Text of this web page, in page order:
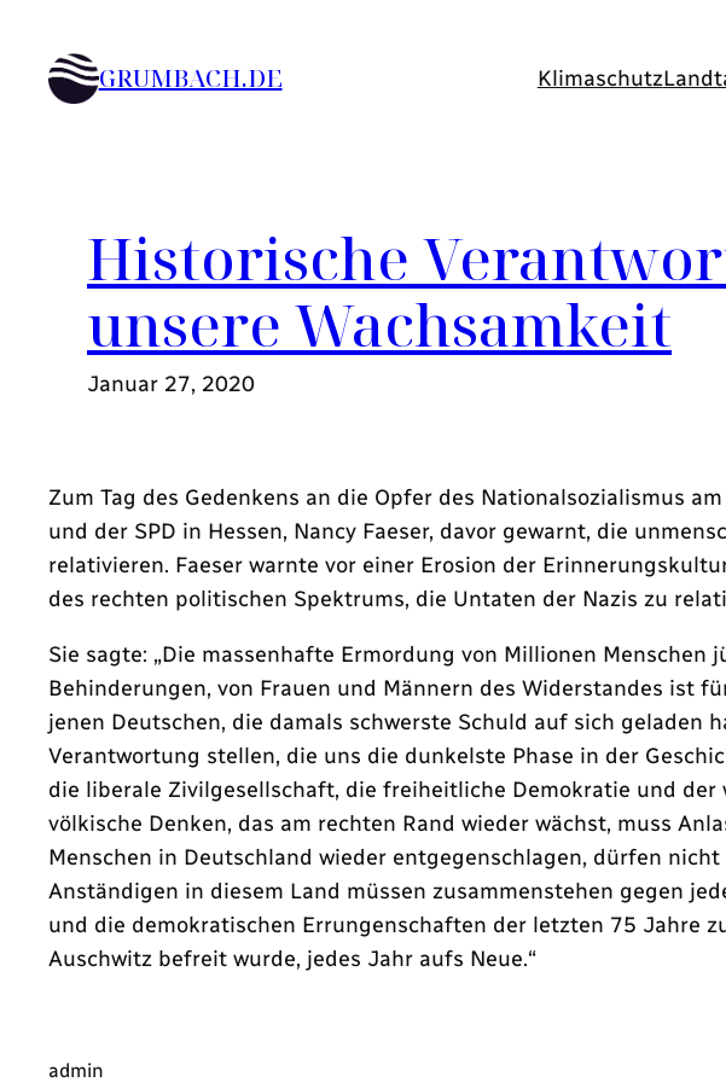
Inhalt
springenGRUMBACH.DE Klimaschutz
Historische
unsere Wachsamkeit
Januar 27, 2020
Zum Tag des Gedenkens an die Opfer des Nationalsozialismus
und der SPD in Hessen, Nancy Faeser, davor gewarnt, die
relativieren. Faeser warnte vor einer Erosion der
des rechten politischen Spektrums, die Untaten der Nazis zu
Sie sagte: „Die massenhafte Ermordung von Millionen
Behinderungen, von Frauen und Männern des Widerstandes ist
jenen Deutschen, die damals schwerste Schuld auf sich geladen
Verantwortung stellen, die uns die dunkelste Phase in der
die liberale Zivilgesellschaft, die freiheitliche Demokratie und
völkische Denken, das am rechten Rand wieder wächst, muss
Menschen in Deutschland wieder entgegenschlagen, dürfen
Anständigen in diesem Land müssen zusammenstehen gegen
und die demokratischen Errungenschaften der letzten 75 Jahre
Auschwitz befreit wurde, jedes Jahr aufs Neue.“
admin